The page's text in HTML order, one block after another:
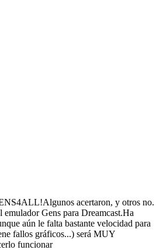
acertaron, y otros no.
Gens para Dreamcast.Ha
aún le falta bastante velocidad para
fallos gráficos...) será MUY
funcionar